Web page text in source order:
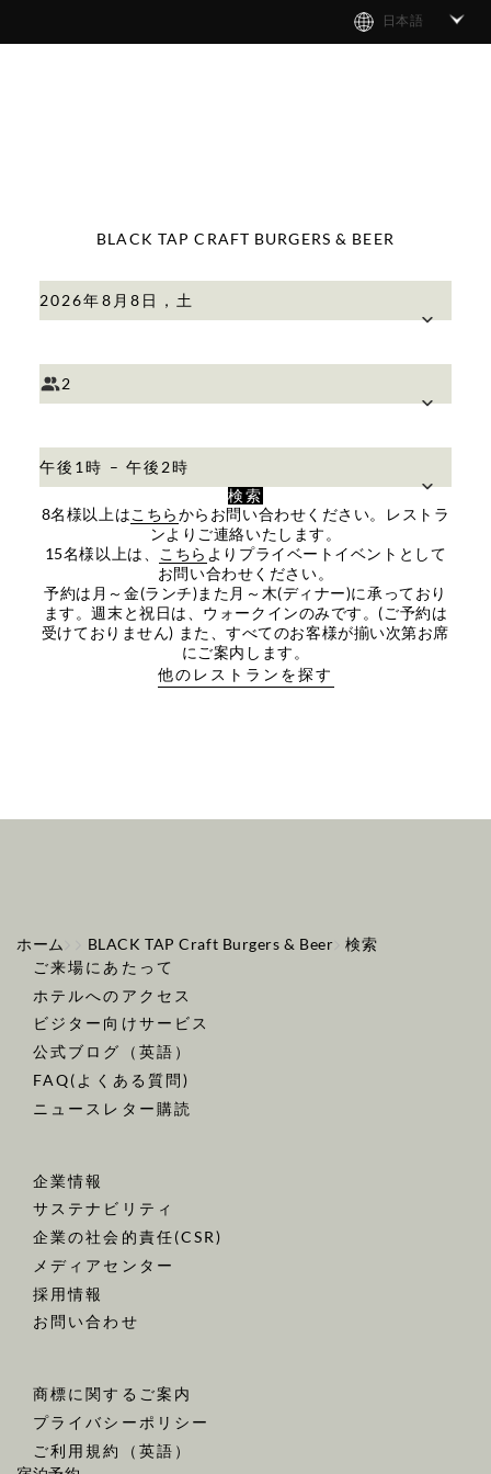
日本語
BLACK TAP CRAFT BURGERS & BEER
2026年8月8日，土
2
午後1時 – 午後2時
検索
8名様以上はこちらからお問い合わせください。レストラ
ンよりご連絡いたします。
15名様以上は、
こちら よりプライベートイベントとして
お問い合わせください。
予約は月～金(ランチ)また月～木(ディナー)に承っており
ます。週末と祝日は、ウォークインのみです。(ご予約は
受けておりません) また、すべてのお客様が揃い次第お席
にご案内します。
他のレストランを探す
ホーム BLACK TAP Craft Burgers & Beer
検索
ご来場にあたって
ホテルへのアクセス
ビジター向けサービス
公式ブログ（英語）
FAQ(よくある質問)
ニュースレター購読
企業情報
サステナビリティ
企業の社会的責任(CSR)
メディアセンター
採用情報
お問い合わせ
商標に関するご案内
プライバシーポリシー
ご利用規約（英語）